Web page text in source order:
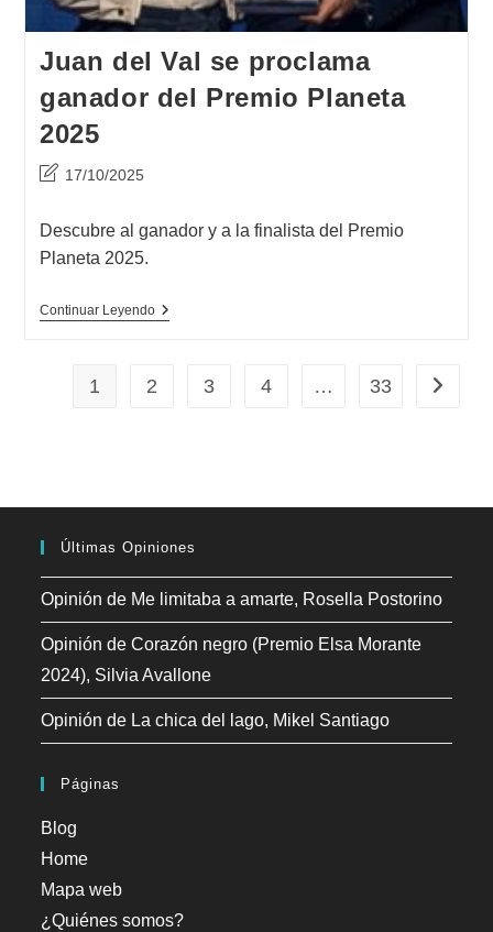
Juan del Val se proclama
ganador del Premio Planeta
2025
Última
de
la
entrada:
17/10/2025
Descubre al ganador y a la finalista del Premio
Planeta 2025.
Continuar LeyendoJuan
Proclama
Ganador
1 2 3 4 … 33 Ir a la
Últimas Opiniones
Opinión de Me limitaba a amarte, Rosella Postorino
Opinión de Corazón negro (Premio Elsa Morante
2024), Silvia Avallone
Opinión de La chica del lago, Mikel Santiago
Páginas
Blog
Home
Mapa web
¿Quiénes somos?